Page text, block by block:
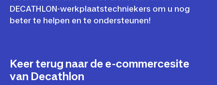
DECATHLON-werkplaatstechniekers om u nog
beter te helpen en te ondersteunen!
Keer terug naar de e-commercesite
van Decathlon